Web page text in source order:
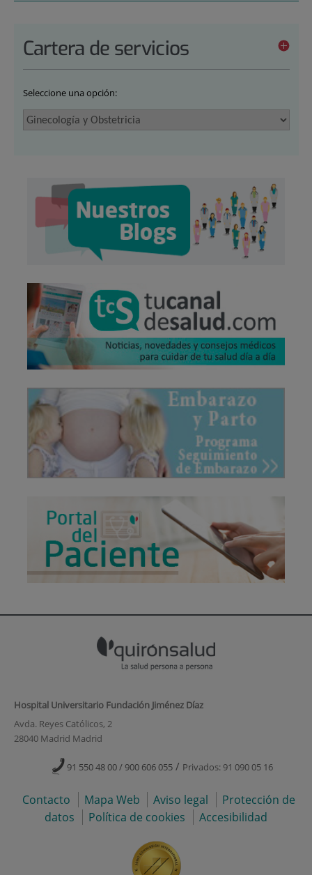
Cartera de servicios
Seleccione una opción:
Hospital Universitario Fundación Jiménez Díaz
Avda. Reyes Católicos, 2
28040 Madrid Madrid
91 550 48 00 / 900 606 055 / Privados: 91 090 05 16
Contacto Mapa Web Aviso legal
Protección de
datos
Política de cookies Accesibilidad